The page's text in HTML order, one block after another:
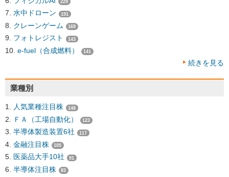
229
水中ドローン 191
クレーンゲーム 169
フォトレジスト 143
e-fuel（合成燃料） 141
続きを見る
業種別
人気業種注目株 148
ＦＡ（工場自動化） 123
半導体製造装置6社 117
金融注目株 105
医薬品大手10社 91
半導体注目株 83